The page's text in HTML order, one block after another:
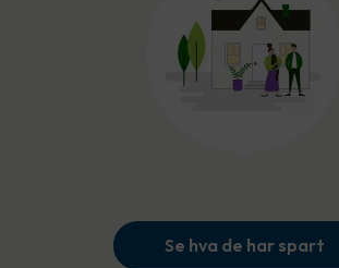
Se hva de har spart